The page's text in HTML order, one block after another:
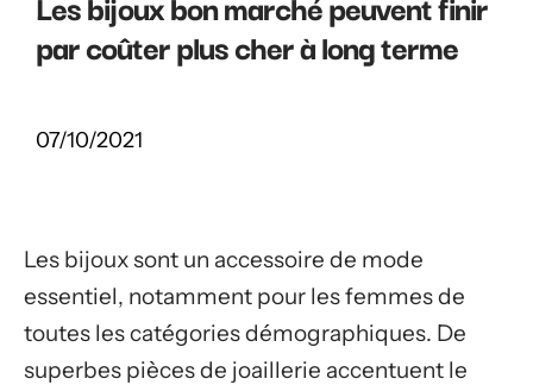
par coûter plus cher à long terme
07/10/2021
Les bijoux sont un accessoire de mode
essentiel, notamment pour les femmes de
toutes les catégories démographiques. De
superbes pièces de joaillerie accentuent le